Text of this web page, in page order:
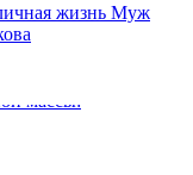
жизнь Муж